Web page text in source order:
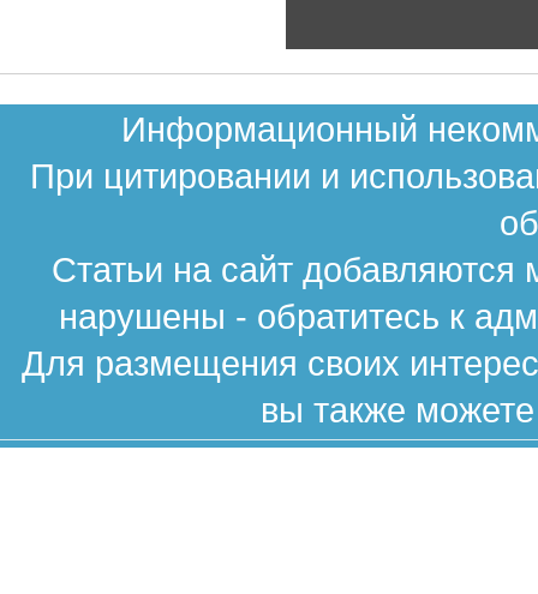
Информационный
При цитировании и
Статьи на сайт
нарушены - обратитесь к
Для размещения своих
вы также